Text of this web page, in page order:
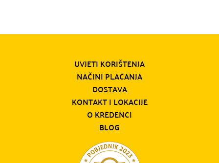
UVJETI KORIŠTENJA
NAČINI PLAĆANJA
DOSTAVA
KONTAKT I LOKACIJE
O KREDENCI
BLOG